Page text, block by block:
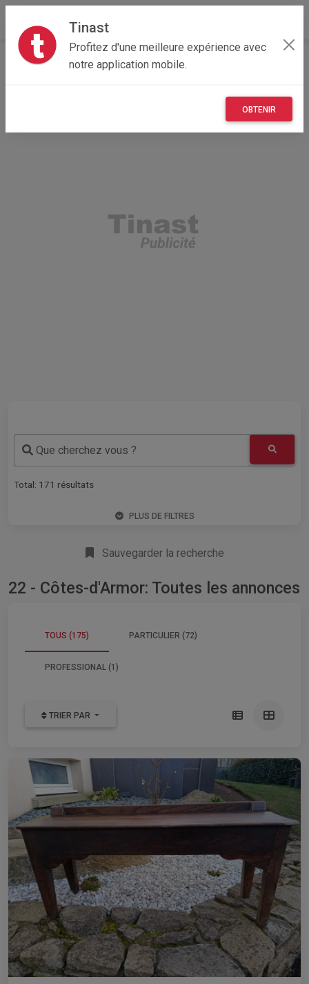
Tinast
Profitez d'une meilleure expérience avec
notre application mobile.
OBTENIR
Accueil Recherche Bretagne
Que cherchez vous ?
Total: 171 résultats
PLUS DE FILTRES
Sauvegarder la recherche
22 - Côtes-d'Armor: Toutes les annonces
TOUS (175) PARTICULIER (72)
PROFESSIONAL (1)
TRIER PAR